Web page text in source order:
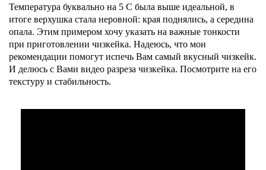
Температура буквально на 5 С была выше идеальной, в
итоге верхушка стала неровной: края поднялись, а середина
опала. Этим примером хочу указать на важные тонкости
при приготовлении чизкейка. Надеюсь, что мои
рекомендации помогут испечь Вам самый вкусный чизкейк.
И делюсь с Вами видео разреза чизкейка. Посмотрите на его
текстуру и стабильность.